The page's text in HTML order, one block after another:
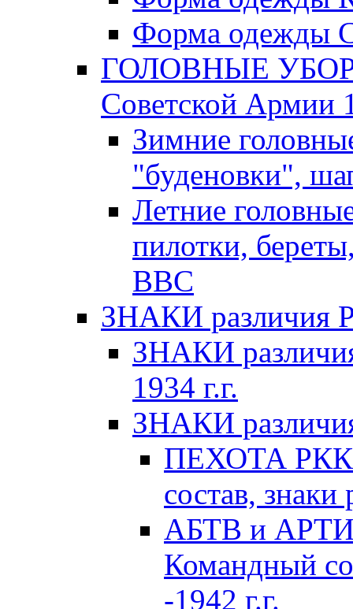
Форма одежды
ГОЛОВНЫЕ
Советской Армии
Зимние
"буденовки",
Летние
пилотки,
ВВС
ЗНАКИ различия
ЗНАКИ
1934 г.г.
ЗНАКИ
ПЕХОТА
состав, знаки
АБТВ и
Командный
-1942 г.г.